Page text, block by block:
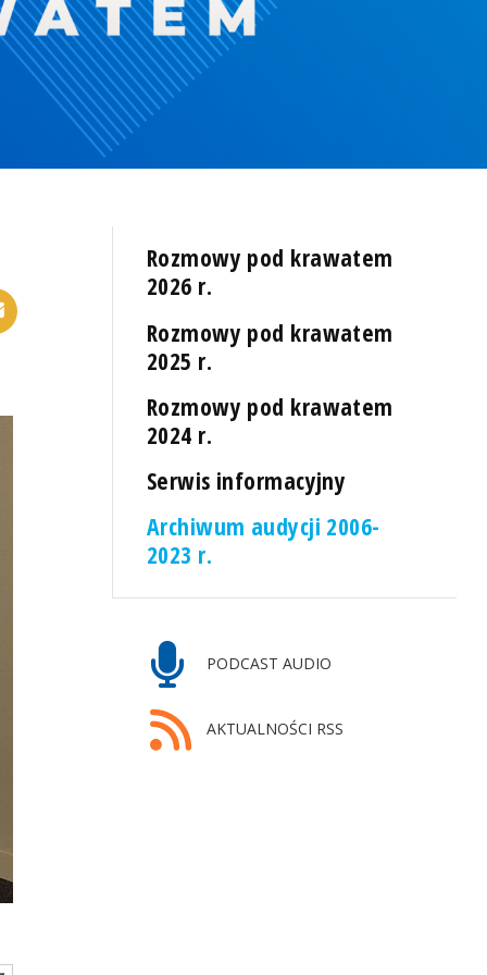
Rozmowy pod krawatem
2026 r.
Rozmowy pod krawatem
2025 r.
Rozmowy pod krawatem
2024 r.
Serwis informacyjny
Archiwum audycji 2006-
2023 r.
PODCAST AUDIO
AKTUALNOŚCI RSS